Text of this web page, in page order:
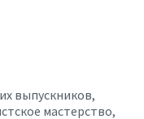
выпускников,
мастерство,